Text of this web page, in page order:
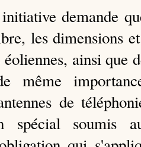
demande
les dimensions
ainsi que
même
de
spécial soumis